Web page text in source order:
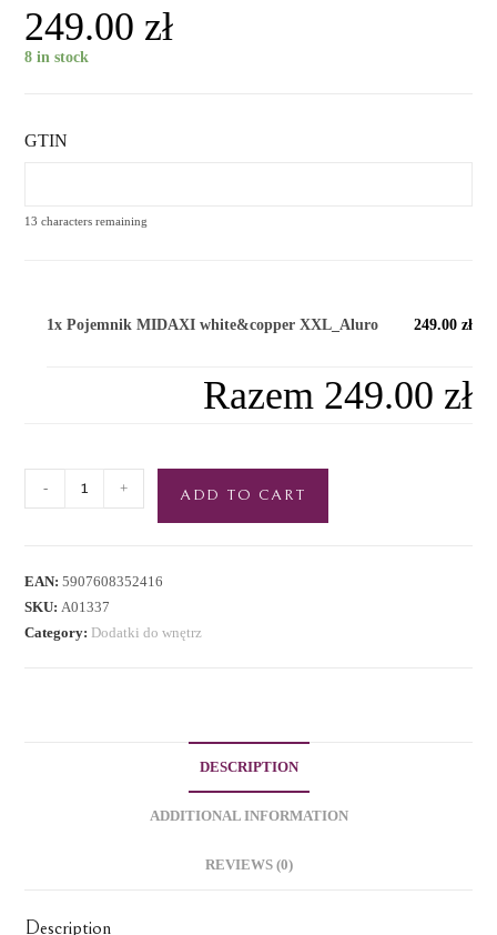
249.00 zł
8 in stock
GTIN
13 characters remaining
1xPojemnik MIDAXI white&copper XXL_Aluro 249.00 zł
Razem 249.00 zł
- + ADD TO CART
EAN:5907608352416
SKU: A01337
Category: Dodatki do wnętrz
DESCRIPTION
ADDITIONAL INFORMATION
REVIEWS (0)
Description